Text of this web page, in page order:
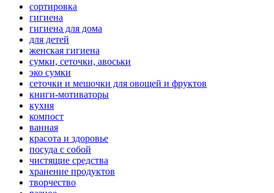
сортировка
гигиена
гигиена для дома
для детей
женская гигиена
сумки, сеточки, авоськи
эко сумки
сеточки и мешочки для овощей и фруктов
книги-мотиваторы
кухня
компост
ванная
красота и здоровье
посуда с собой
чистящие средства
хранение продуктов
творчество